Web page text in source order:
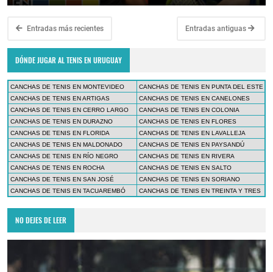
Entradas más recientes Entradas antiguas
DÓNDE JUGAR AL TENIS EN URUGUAY
CANCHAS DE TENIS EN MONTEVIDEO
CANCHAS DE TENIS EN PUNTA DEL ESTE
CANCHAS DE TENIS EN ARTIGAS
CANCHAS DE TENIS EN CANELONES
CANCHAS DE TENIS EN CERRO LARGO
CANCHAS DE TENIS EN COLONIA
CANCHAS DE TENIS EN DURAZNO
CANCHAS DE TENIS EN FLORES
CANCHAS DE TENIS EN FLORIDA
CANCHAS DE TENIS EN LAVALLEJA
CANCHAS DE TENIS EN MALDONADO
CANCHAS DE TENIS EN PAYSANDÚ
CANCHAS DE TENIS EN RÍO NEGRO
CANCHAS DE TENIS EN RIVERA
CANCHAS DE TENIS EN ROCHA
CANCHAS DE TENIS EN SALTO
CANCHAS DE TENIS EN SAN JOSÉ
CANCHAS DE TENIS EN SORIANO
CANCHAS DE TENIS EN TACUAREMBÓ
CANCHAS DE TENIS EN TREINTA Y TRES
NO DEJES DE LEER